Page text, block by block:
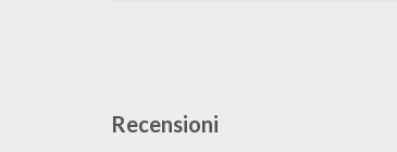
Recensioni